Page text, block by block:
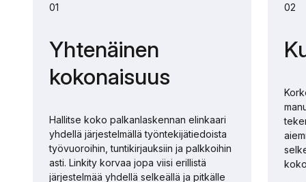
01
Yhtenäinen
kokonaisuus
Hallitse koko palkanlaskennan elinkaari
yhdellä järjestelmällä työntekijätiedoista
työvuoroihin, tuntikirjauksiin ja palkkoihin
asti. Linkity korvaa jopa viisi erillistä
järjestelmää yhdellä selkeällä ja pitkälle
02